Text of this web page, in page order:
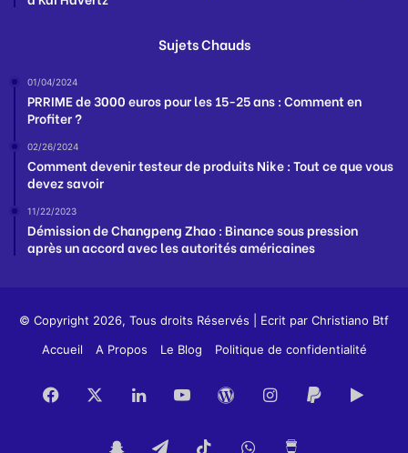
Sujets Chauds
01/04/2024
PRRIME de 3000 euros pour les 15-25 ans : Comment en
Profiter ?
02/26/2024
Comment devenir testeur de produits Nike : Tout ce que vous
devez savoir
11/22/2023
Démission de Changpeng Zhao : Binance sous pression
après un accord avec les autorités américaines
© Copyright 2026, Tous droits Réservés | Ecrit par Christiano Btf
Accueil
A Propos Le Blog Politique de confidentialité
Facebook LinkedinYouTubeWordPress
Instagram
PayPal
SnapchatTelegramTikTokWhatsApp